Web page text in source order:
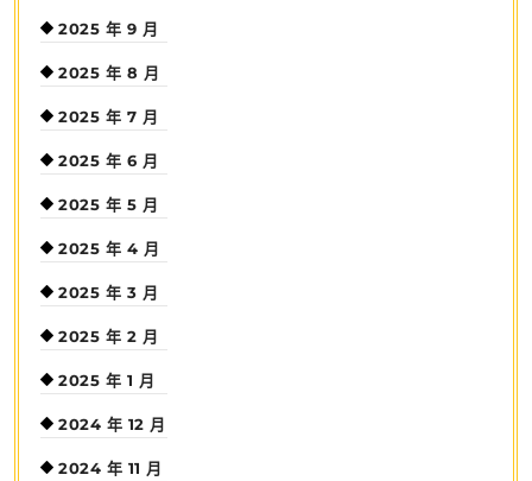
2025 年 9 月
2025 年 8 月
2025 年 7 月
2025 年 6 月
2025 年 5 月
2025 年 4 月
2025 年 3 月
2025 年 2 月
2025 年 1 月
2024 年 12 月
2024 年 11 月